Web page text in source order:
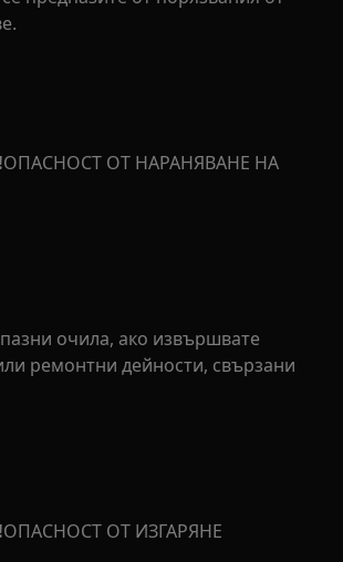
ОПАСНОСТ ОТ НАРАНЯВАНЕ НА
очила, ако извършвате
ремонтни дейности, свързани
ОПАСНОСТ ОТ ИЗГАРЯНЕ